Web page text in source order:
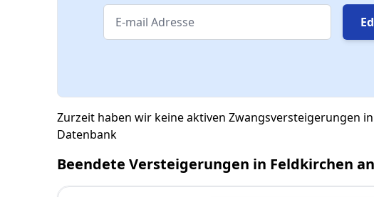
Zurzeit haben wir keine aktiven Zwangsversteigerungen
Datenbank
Beendete Versteigerungen in Feldkirchen